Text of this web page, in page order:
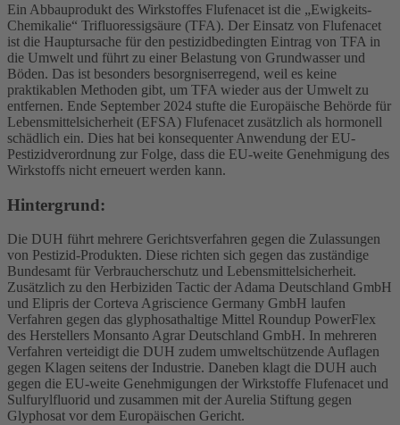
Ein Abbauprodukt des Wirkstoffes Flufenacet ist die „Ewigkeits-
Chemikalie“ Trifluoressigsäure (TFA). Der Einsatz von Flufenacet
ist die Hauptursache für den pestizidbedingten Eintrag von TFA in
die Umwelt und führt zu einer Belastung von Grundwasser und
Böden. Das ist besonders besorgniserregend, weil es keine
praktikablen Methoden gibt, um TFA wieder aus der Umwelt zu
entfernen. Ende September 2024 stufte die Europäische Behörde für
Lebensmittelsicherheit (EFSA) Flufenacet zusätzlich als hormonell
schädlich ein. Dies hat bei konsequenter Anwendung der EU-
Pestizidverordnung zur Folge, dass die EU-weite Genehmigung des
Wirkstoffs nicht erneuert werden kann.
Hintergrund:
Die DUH führt mehrere Gerichtsverfahren gegen die Zulassungen
von Pestizid-Produkten. Diese richten sich gegen das zuständige
Bundesamt für Verbraucherschutz und Lebensmittelsicherheit.
Zusätzlich zu den Herbiziden Tactic der Adama Deutschland GmbH
und Elipris der Corteva Agriscience Germany GmbH laufen
Verfahren gegen das glyphosathaltige Mittel Roundup PowerFlex
des Herstellers Monsanto Agrar Deutschland GmbH. In mehreren
Verfahren verteidigt die DUH zudem umweltschützende Auflagen
gegen Klagen seitens der Industrie. Daneben klagt die DUH auch
gegen die EU-weite Genehmigungen der Wirkstoffe Flufenacet und
Sulfurylfluorid und zusammen mit der Aurelia Stiftung gegen
Glyphosat vor dem Europäischen Gericht.